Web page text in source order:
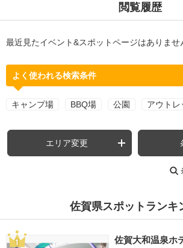
閲覧履歴
最近見たイベント&スポットページはありませ
よく使われる検索条件
キャンプ場 BBQ場 公園 アウト
エリア変更
佐賀県スポットランキ
佐賀大和温泉ホ